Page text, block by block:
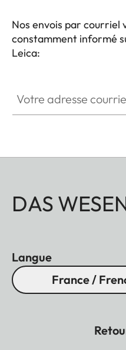
Nos envois par courriel
constamment informé
Leica:
DAS
Langue
France /